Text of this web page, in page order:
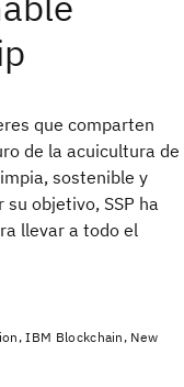
que comparten
de la acuicultura de
sostenible y
objetivo, SSP ha
llevar a todo el
IBM Blockchain, New